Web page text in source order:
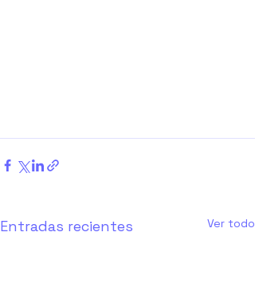
Entradas recientes Ver todo